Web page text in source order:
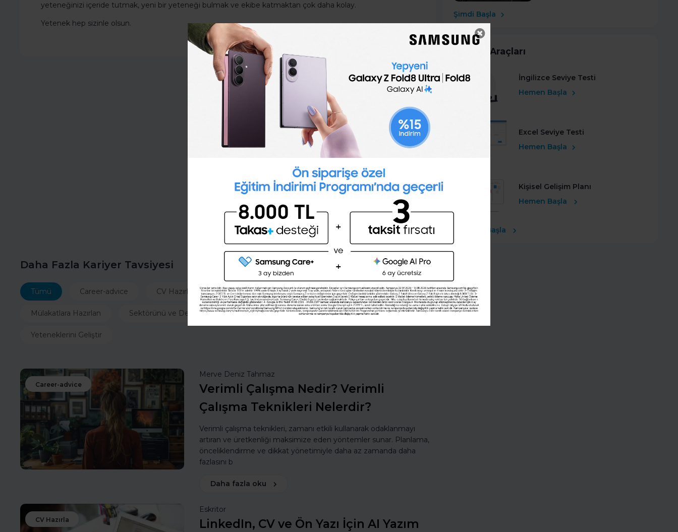
Ücretsiz iş ilanı vererek, en iyi
yetenekleri işe almak ister
misiniz?
Şimdi değil Evet
yeteneğinizi içeride tutmak, yeni bir yeteneği bulmak ve ekibe katmaktan çok daha kolay.
Yetenek hep sizinle olsun.
Şimdi Başla
Kariyer Araçları
İngilizce Seviye Testi
Hemen Başla
Excel Seviye Testi
Hemen Başla
Kişisel Gelişim Planı
Hemen Başla
Ücretsiz Başla
Daha Fazla Kariyer Tavsiyesi
Tümü Career-advice CV Hazırla İnsan Kaynakları İş Hayatında Başarı
Mülakatlara Hazırlan Sektörünü ve Departmanını Seç Şirketleri Keşfet
Yeteneklerini Geliştir
Career-advice
Merve Deniz Tahmaz
Verimli Çalışma Nedir? Verimli
Çalışma Teknikleri Nelerdir?
Verimli çalışma teknikleri, zamanı etkili kullanarak odaklanmayı
artıran ve üretkenliği maksimize eden yöntemler sunar. Planlama,
önceliklendirme ve dikkat yönetimiyle daha az zamanda daha
fazlasını b
Daha fazla oku
CV Hazırla
Eskritor
LinkedIn, CV ve Ön Yazı İçin AI Yazım